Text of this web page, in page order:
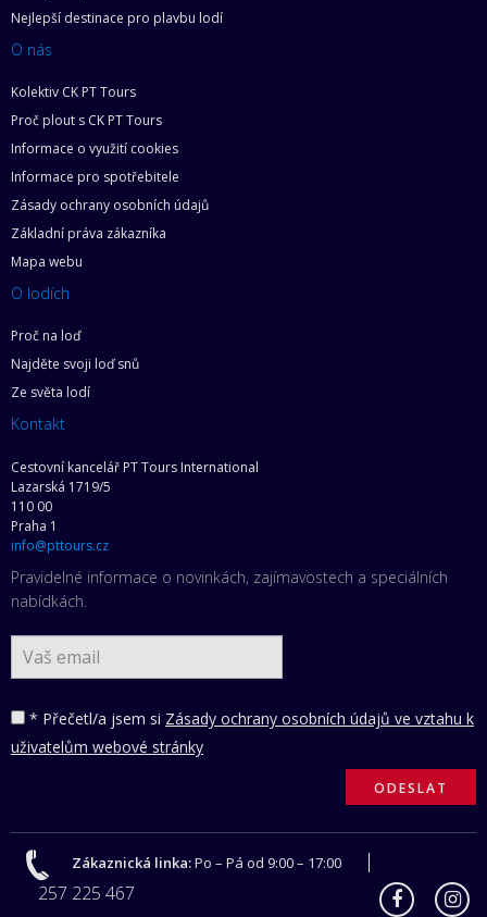
Nejlepší destinace pro plavbu lodí
O nás
Kolektiv CK PT Tours
Proč plout s CK PT Tours
Informace o využití cookies
Informace pro spotřebitele
Zásady ochrany osobních údajů
Základní práva zákazníka
Mapa webu
O lodích
Proč na loď
Najděte svoji loď snů
Ze světa lodí
Kontakt
Cestovní kancelář PT Tours International
Lazarská 1719/5
110 00
Praha 1
info@pttours.cz
Pravidelné informace o novinkách, zajímavostech a speciálních
nabídkách.
* Přečetl/a jsem si Zásady ochrany osobních údajů ve vztahu k
uživatelům webové stránky
Zákaznická linka:Po – Pá od 9:00 – 17:00
257 225 467